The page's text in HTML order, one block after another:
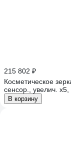
215 802 ₽
Косметическое
сенсор., увелич.
В корзину